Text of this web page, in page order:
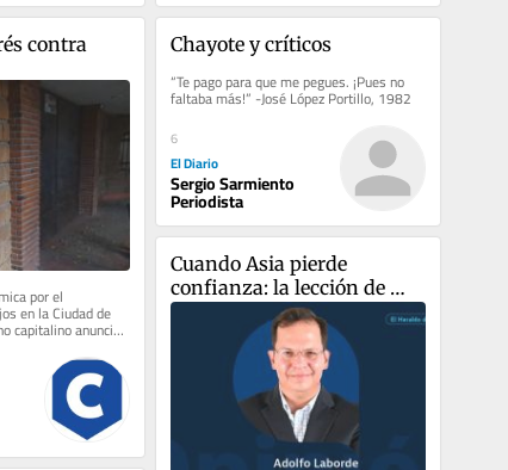
contra
por el
en la Ciudad de
capitalino anunció
de...
Chayote y críticos
“Te pago para que me pegues. ¡Pues no
faltaba más!” -José López Portillo, 1982
6
El Diario
Sergio Sarmiento
Periodista
Cuando Asia pierde
confianza: la lección de
Toyota para México